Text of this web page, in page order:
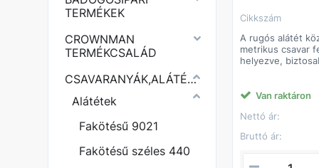
TERMÉKEK
CROWNMAN
TERMÉKCSALÁD
CSAVARANYÁK,ALÁTÉTEK
Alátétek
Fakötésű 9021
Fakötésű széles 440
Cikkszám
A rugós alátét
metrikus csavar
helyezve,
van vágva és
ezáltal növelt
csavarkötésre,
elemként szolgál
meglazulással
Van raktáron
Nettó ár:
Bruttó ár: